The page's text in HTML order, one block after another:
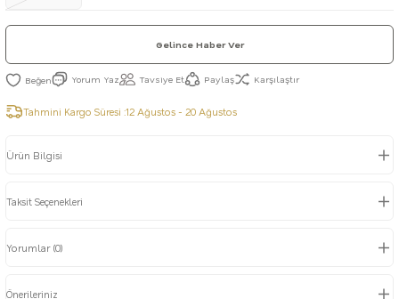
Gelince Haber Ver
Yorum Yaz Tavsiye Et Paylaş Karşılaştır
Tahmini Kargo Süresi :12 Ağustos - 20 Ağustos
Ürün Bilgisi
Taksit Seçenekleri
Yorumlar (0)
Önerileriniz